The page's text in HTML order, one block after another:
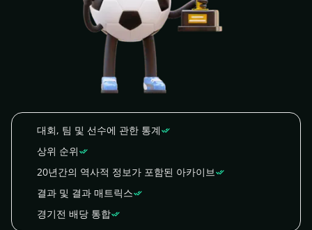
대회, 팀 및 선수에 관한 통계
상위 순위
20년간의 역사적 정보가 포함된 아카이브
결과 및 결과 매트릭스
경기전 배당 통합